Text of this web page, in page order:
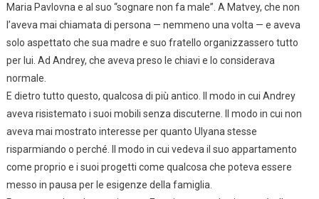
Maria Pavlovna e al suo “sognare non fa male”. A Matvey, che non
l’aveva mai chiamata di persona — nemmeno una volta — e aveva
solo aspettato che sua madre e suo fratello organizzassero tutto
per lui. Ad Andrey, che aveva preso le chiavi e lo considerava
normale.
E dietro tutto questo, qualcosa di più antico. Il modo in cui Andrey
aveva risistemato i suoi mobili senza discuterne. Il modo in cui non
aveva mai mostrato interesse per quanto Ulyana stesse
risparmiando o perché. Il modo in cui vedeva il suo appartamento
come proprio e i suoi progetti come qualcosa che poteva essere
messo in pausa per le esigenze della famiglia.